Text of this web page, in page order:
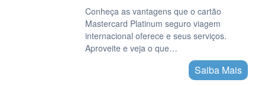
Conheça as vantagens que o cartão
Mastercard Platinum seguro viagem
internacional oferece e seus serviços.
Aproveite e veja o que…
Saiba Mais